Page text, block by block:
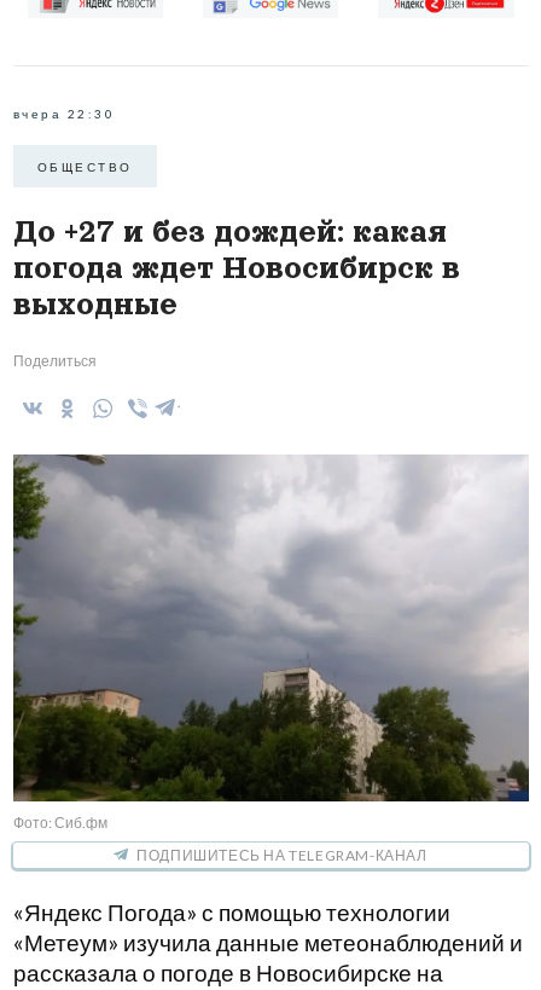
вчера 22:30
ОБЩЕСТВО
До +27 и без дождей: какая
погода ждет Новосибирск в
выходные
Поделиться
Фото: Сиб.фм
ПОДПИШИТЕСЬ НА TELEGRAM-КАНАЛ
«Яндекс Погода» с помощью технологии
«Метеум» изучила данные метеонаблюдений и
рассказала о погоде в Новосибирске на